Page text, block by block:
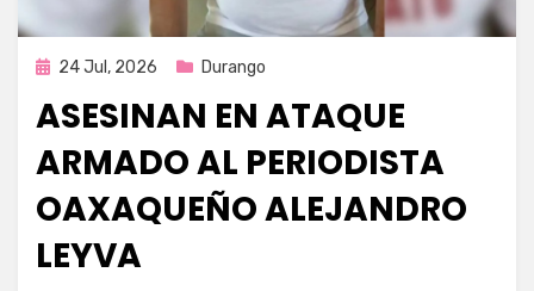
Publicada
24 Jul, 2026 Durango
ASESINAN EN ATAQUE
ARMADO AL PERIODISTA
OAXAQUEÑO ALEJANDRO
LEYVA